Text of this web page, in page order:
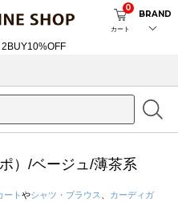
カート
0
BRAND
）/ベージュ/薄茶系
ート やシャツ・ブラウス
カーディガ